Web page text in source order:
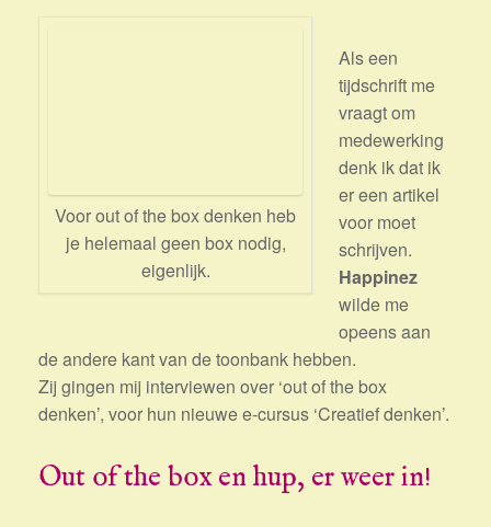
Voor out of the box denken heb
je helemaal geen box nodig,
eigenlijk.
Als een
tijdschrift me
vraagt om
medewerking
denk ik dat ik
er een artikel
voor moet
schrijven.
Happinez
wilde me
opeens aan
de andere kant van de toonbank hebben.
Zij gingen mij interviewen over ‘out of the box
denken’, voor hun nieuwe e-cursus ‘Creatief denken’.
Out of the box en hup, er weer in!